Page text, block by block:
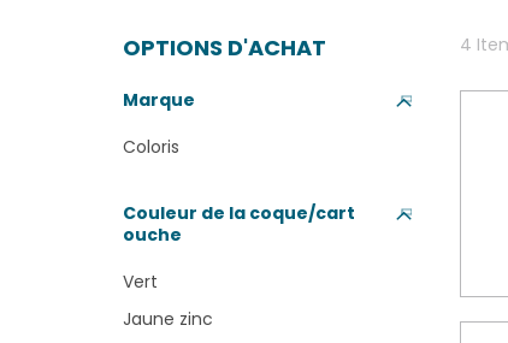
4
OPTIONS D'ACHAT
Marque
Coloris
Couleur de la coque/cart
ouche
Vert
Jaune zinc